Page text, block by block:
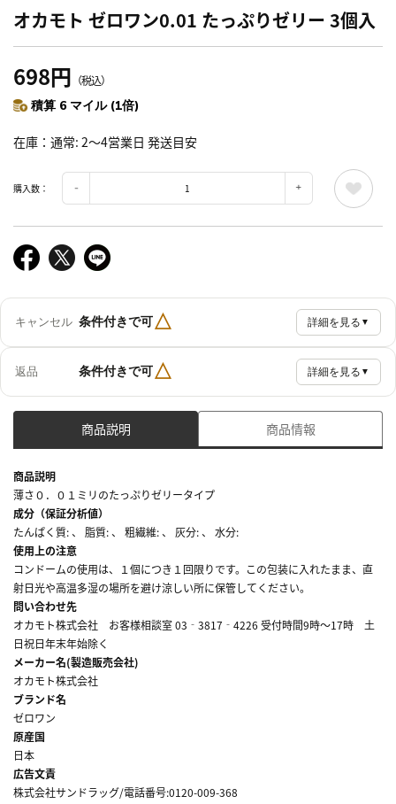
オカモト ゼロワン0.01 たっぷりゼリー 3個入
698円 （税込）
積算 6 マイル (1倍)
在庫 通常: 2～4営業日 発送目安
購入数：
キャンセル 条件付きで可△ 詳細を見る ▼
返品 条件付きで可△ 詳細を見る ▼
商品説明 商品情報
商品説明
薄さ０．０１ミリのたっぷりゼリータイプ
成分（保証分析値）
たんぱく質: 、 脂質: 、 粗繊維: 、 灰分: 、 水分:
使用上の注意
コンドームの使用は、１個につき１回限りです。この包装に入れたまま、直
射日光や高温多湿の場所を避け涼しい所に保管してください。
問い合わせ先
オカモト株式会社 お客様相談室 03‐3817‐4226 受付時間9時～17時 土
日祝日年末年始除く
メーカー名(製造販売会社)
オカモト株式会社
ブランド名
ゼロワン
原産国
日本
広告文責
株式会社サンドラッグ/電話番号:0120-009-368